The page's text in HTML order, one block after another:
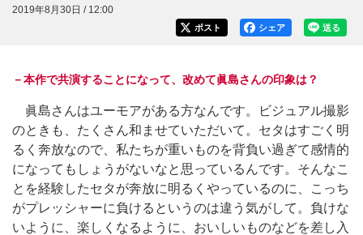
2019年8月30日 / 12:00
送る
シェア
ポスト
－本作で共演することになって、改めて眞島さんの印象は？
眞島さんはユーモアがある方なんです。ビジュアル撮影
のときも、たくさん和ませていただいて。セタはすごく明
るく奔放なので、私たちが重いものを背負い過ぎて感情的
になってもしょうがないなと思っているんです。そんなこ
とを経験したセタが奔放に明るくやっているのに、こっち
がプレッシャーに負けるというのは違う気がして。負けな
いように、楽しくなるように、おいしいものなどを差し入